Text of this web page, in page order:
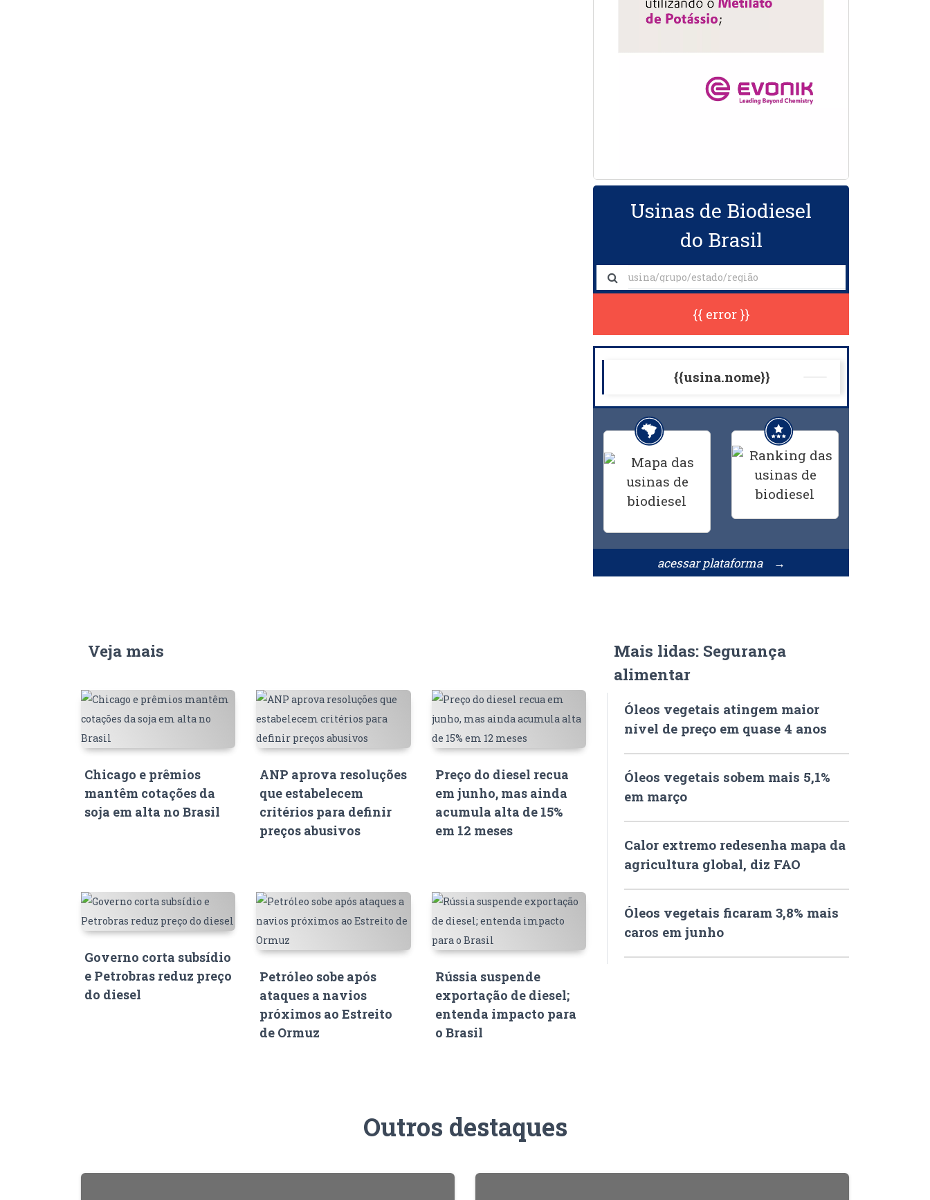
Usinas de Biodiesel
do Brasil
{{ error }}
{{usina.nome}}
acessar plataforma →
Veja mais
Chicago e prêmios
mantêm cotações da
soja em alta no Brasil
ANP aprova resoluções
que estabelecem
critérios para definir
preços abusivos
Preço do diesel recua
em junho, mas ainda
acumula alta de 15%
em 12 meses
Governo corta subsídio
e Petrobras reduz preço
do diesel
Petróleo sobe após
ataques a navios
próximos ao Estreito
de Ormuz
Rússia suspende
exportação de diesel;
entenda impacto para
o Brasil
Mais lidas: Segurança
alimentar
Óleos vegetais atingem maior
nível de preço em quase 4 anos
Óleos vegetais sobem mais 5,1%
em março
Calor extremo redesenha mapa da
agricultura global, diz FAO
Óleos vegetais ficaram 3,8% mais
caros em junho
Outros destaques